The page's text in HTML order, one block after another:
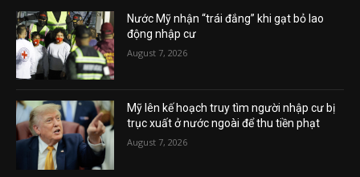
Nước Mỹ nhận “trái đắng” khi gạt bỏ lao
động nhập cư
August 7, 2026
Mỹ lên kế hoạch truy tìm người nhập cư bị
trục xuất ở nước ngoài để thu tiền phạt
August 7, 2026